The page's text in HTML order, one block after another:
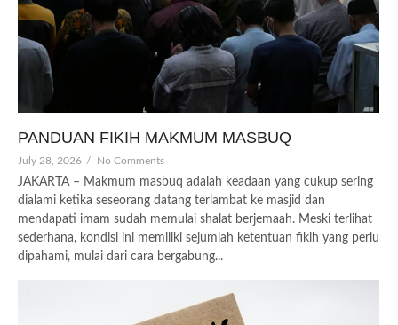
PANDUAN FIKIH MAKMUM MASBUQ
July 28, 2026 / No Comments
JAKARTA – Makmum masbuq adalah keadaan yang cukup sering
dialami ketika seseorang datang terlambat ke masjid dan
mendapati imam sudah memulai shalat berjemaah. Meski terlihat
sederhana, kondisi ini memiliki sejumlah ketentuan fikih yang perlu
dipahami, mulai dari cara bergabung...